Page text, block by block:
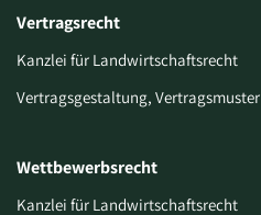
Vertragsrecht
Kanzlei für Landwirtschaftsrecht
Vertragsgestaltung, Vertragsmuster
Wettbewerbsrecht
Kanzlei für Landwirtschaftsrecht